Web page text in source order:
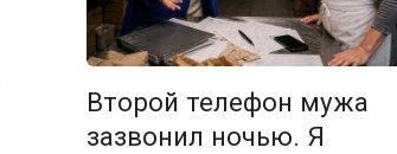
Второй телефон мужа
зазвонил ночью. Я